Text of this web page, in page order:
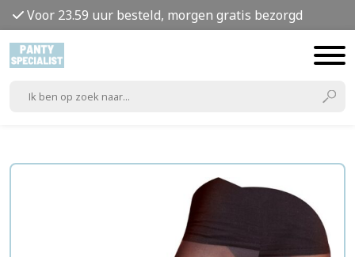
Voor 23.59 uur besteld, morgen gratis bezorgd